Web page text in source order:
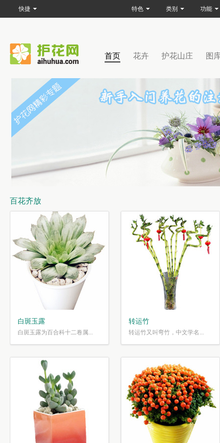
首页 花卉 护花山庄 图
百花齐放
白斑玉露
白斑玉露为百合科十二卷属...
转运竹
转运竹又叫弯竹，中文学名...
快捷 特色 类别 功能